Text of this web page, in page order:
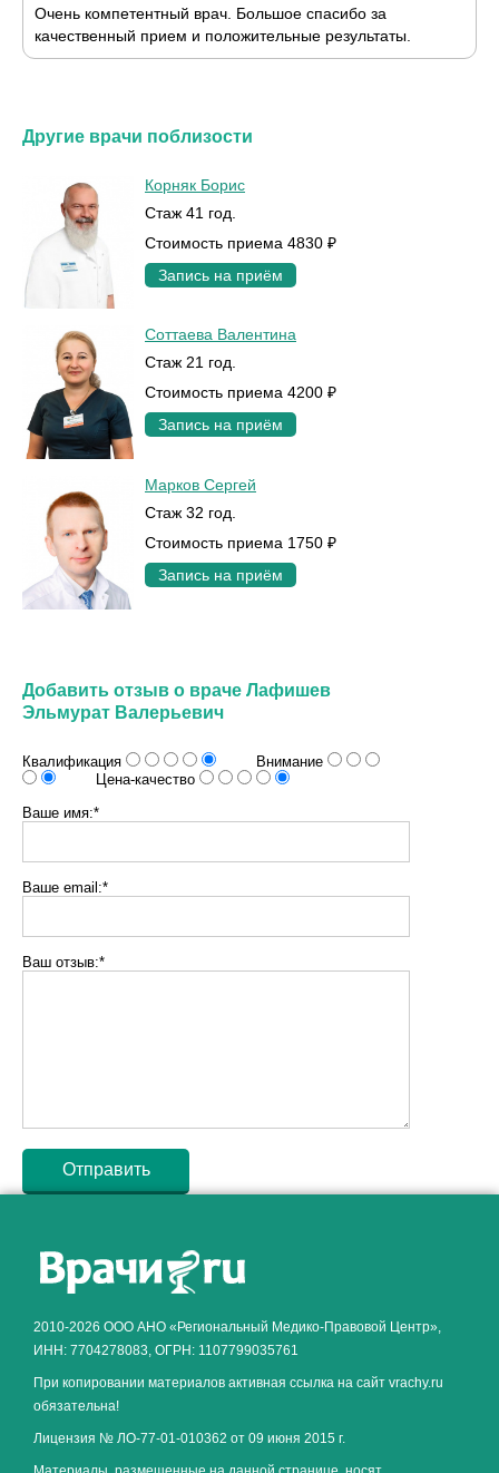
Очень компетентный врач. Большое спасибо за
качественный прием и положительные результаты.
Другие врачи поблизости
Корняк Борис
Стаж 41 год.
Стоимость приема 4830 ₽
Запись на приём
Соттаева Валентина
Стаж 21 год.
Стоимость приема 4200 ₽
Запись на приём
Марков Сергей
Стаж 32 год.
Стоимость приема 1750 ₽
Запись на приём
Добавить отзыв о враче Лафишев
Эльмурат Валерьевич
Квалификация
Внимание
Цена-качество
Ваше имя:*
Ваше email:*
Ваш отзыв:*
2010-2026 ООО АНО «Региональный Медико-Правовой Центр»,
ИНН: 7704278083, ОГРН: 1107799035761
При копировании материалов активная ссылка на сайт vrachy.ru
обязательна!
Лицензия № ЛО-77-01-010362 от 09 июня 2015 г.